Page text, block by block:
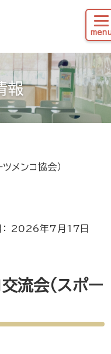
報
メンコ協会）
： 2026年7月17日
流会（スポー